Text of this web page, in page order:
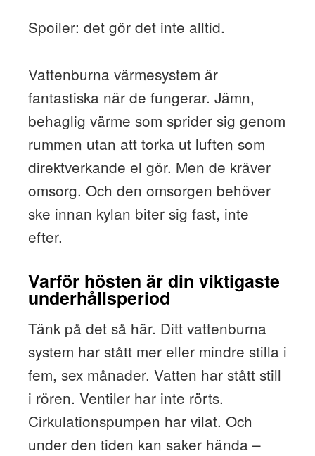
Spoiler: det gör det inte alltid.
Vattenburna värmesystem är
fantastiska när de fungerar. Jämn,
behaglig värme som sprider sig genom
rummen utan att torka ut luften som
direktverkande el gör. Men de kräver
omsorg. Och den omsorgen behöver
ske innan kylan biter sig fast, inte
efter.
Varför hösten är din viktigaste
underhållsperiod
Tänk på det så här. Ditt vattenburna
system har stått mer eller mindre stilla i
fem, sex månader. Vatten har stått still
i rören. Ventiler har inte rörts.
Cirkulationspumpen har vilat. Och
under den tiden kan saker hända –